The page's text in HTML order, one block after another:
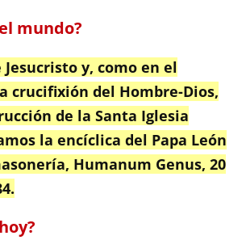
mundo?
Jesucristo y, como en el
crucifixión del Hombre-Dios,
de la Santa Iglesia
la encíclica del Papa León
Humanum Genus, 20